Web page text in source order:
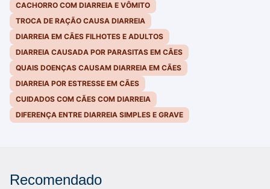
CACHORRO COM DIARREIA E VÔMITO
TROCA DE RAÇÃO CAUSA DIARREIA
DIARREIA EM CÃES FILHOTES E ADULTOS
DIARREIA CAUSADA POR PARASITAS EM CÃES
QUAIS DOENÇAS CAUSAM DIARREIA EM CÃES
DIARREIA POR ESTRESSE EM CÃES
CUIDADOS COM CÃES COM DIARREIA
DIFERENÇA ENTRE DIARREIA SIMPLES E GRAVE
Recomendado